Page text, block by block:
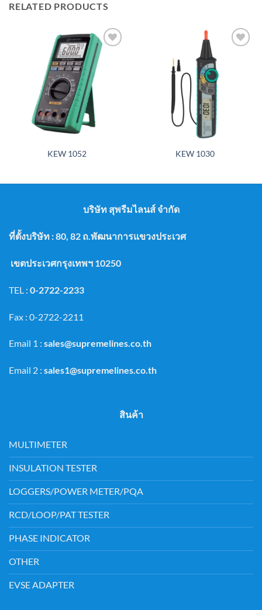
RELATED PRODUCTS
Add to
wishlist
KEW 1052 KEW 1030
บริษัท สุพรีมไลนส์ จำกัด
ที่ตั้งบริษัท : 80, 82 ถ.พัฒนาการแขวงประเวศ
เขตประเวศกรุงเทพฯ 10250
TEL : 0-2722-2233
Fax : 0-2722-2211
Email 1 : sales@supremelines.co.th
Email 2 : sales1@supremelines.co.th
สินค้า
MULTIMETER
INSULATION TESTER
LOGGERS/POWER METER/PQA
RCD/LOOP/PAT TESTER
PHASE INDICATOR
OTHER
EVSE ADAPTER